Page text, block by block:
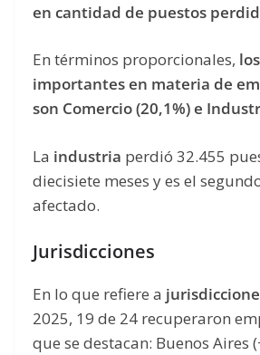
en cantidad de puestos
En términos proporcionales,
importantes en materia de
son Comercio (20,1%) e
La industria perdió 32.455
diecisiete meses y es el
afectado.
Jurisdicciones
En lo que refiere a
2025, 19 de 24 recuperaron
que se destacan: Buenos Aires